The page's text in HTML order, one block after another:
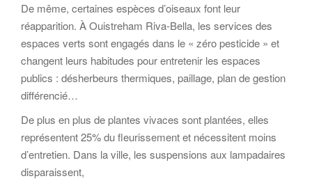
De même, certaines espèces d’oiseaux font leur
réapparition. À Ouistreham Riva-Bella, les services des
espaces verts sont engagés dans le « zéro pesticide » et
changent leurs habitudes pour entretenir les espaces
publics : désherbeurs thermiques, paillage, plan de gestion
différencié…
De plus en plus de plantes vivaces sont plantées, elles
représentent 25% du fleurissement et nécessitent moins
d’entretien. Dans la ville, les suspensions aux lampadaires
disparaissent,